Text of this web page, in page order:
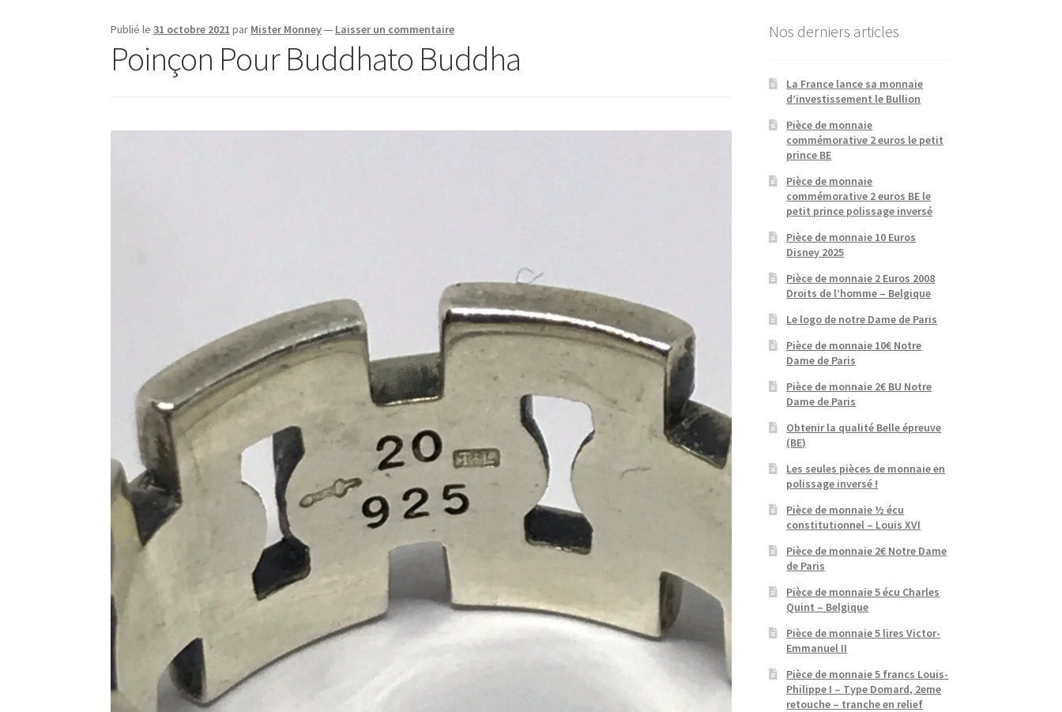
Publié le 31 octobre 2021 par Mister Monney— Laisser un commentaire
Poinçon Pour Buddhato Buddha
Nos derniers articles
La France lance sa monnaie
d’investissement le Bullion
Pièce de monnaie
commémorative 2 euros le petit
prince BE
Pièce de monnaie
commémorative 2 euros BE le
petit prince polissage inversé
Pièce de monnaie 10 Euros
Disney 2025
Pièce de monnaie 2 Euros 2008
Droits de l’homme – Belgique
Le logo de notre Dame de Paris
Pièce de monnaie 10€ Notre
Dame de Paris
Pièce de monnaie 2€ BU Notre
Dame de Paris
Obtenir la qualité Belle épreuve
(BE)
Les seules pièces de monnaie en
polissage inversé !
Pièce de monnaie ½ écu
constitutionnel – Louis XVI
Pièce de monnaie 2€ Notre Dame
de Paris
Pièce de monnaie 5 écu Charles
Quint – Belgique
Pièce de monnaie 5 lires Victor-
Emmanuel II
Pièce de monnaie 5 francs Louis-
Philippe I – Type Domard, 2eme
retouche – tranche en relief